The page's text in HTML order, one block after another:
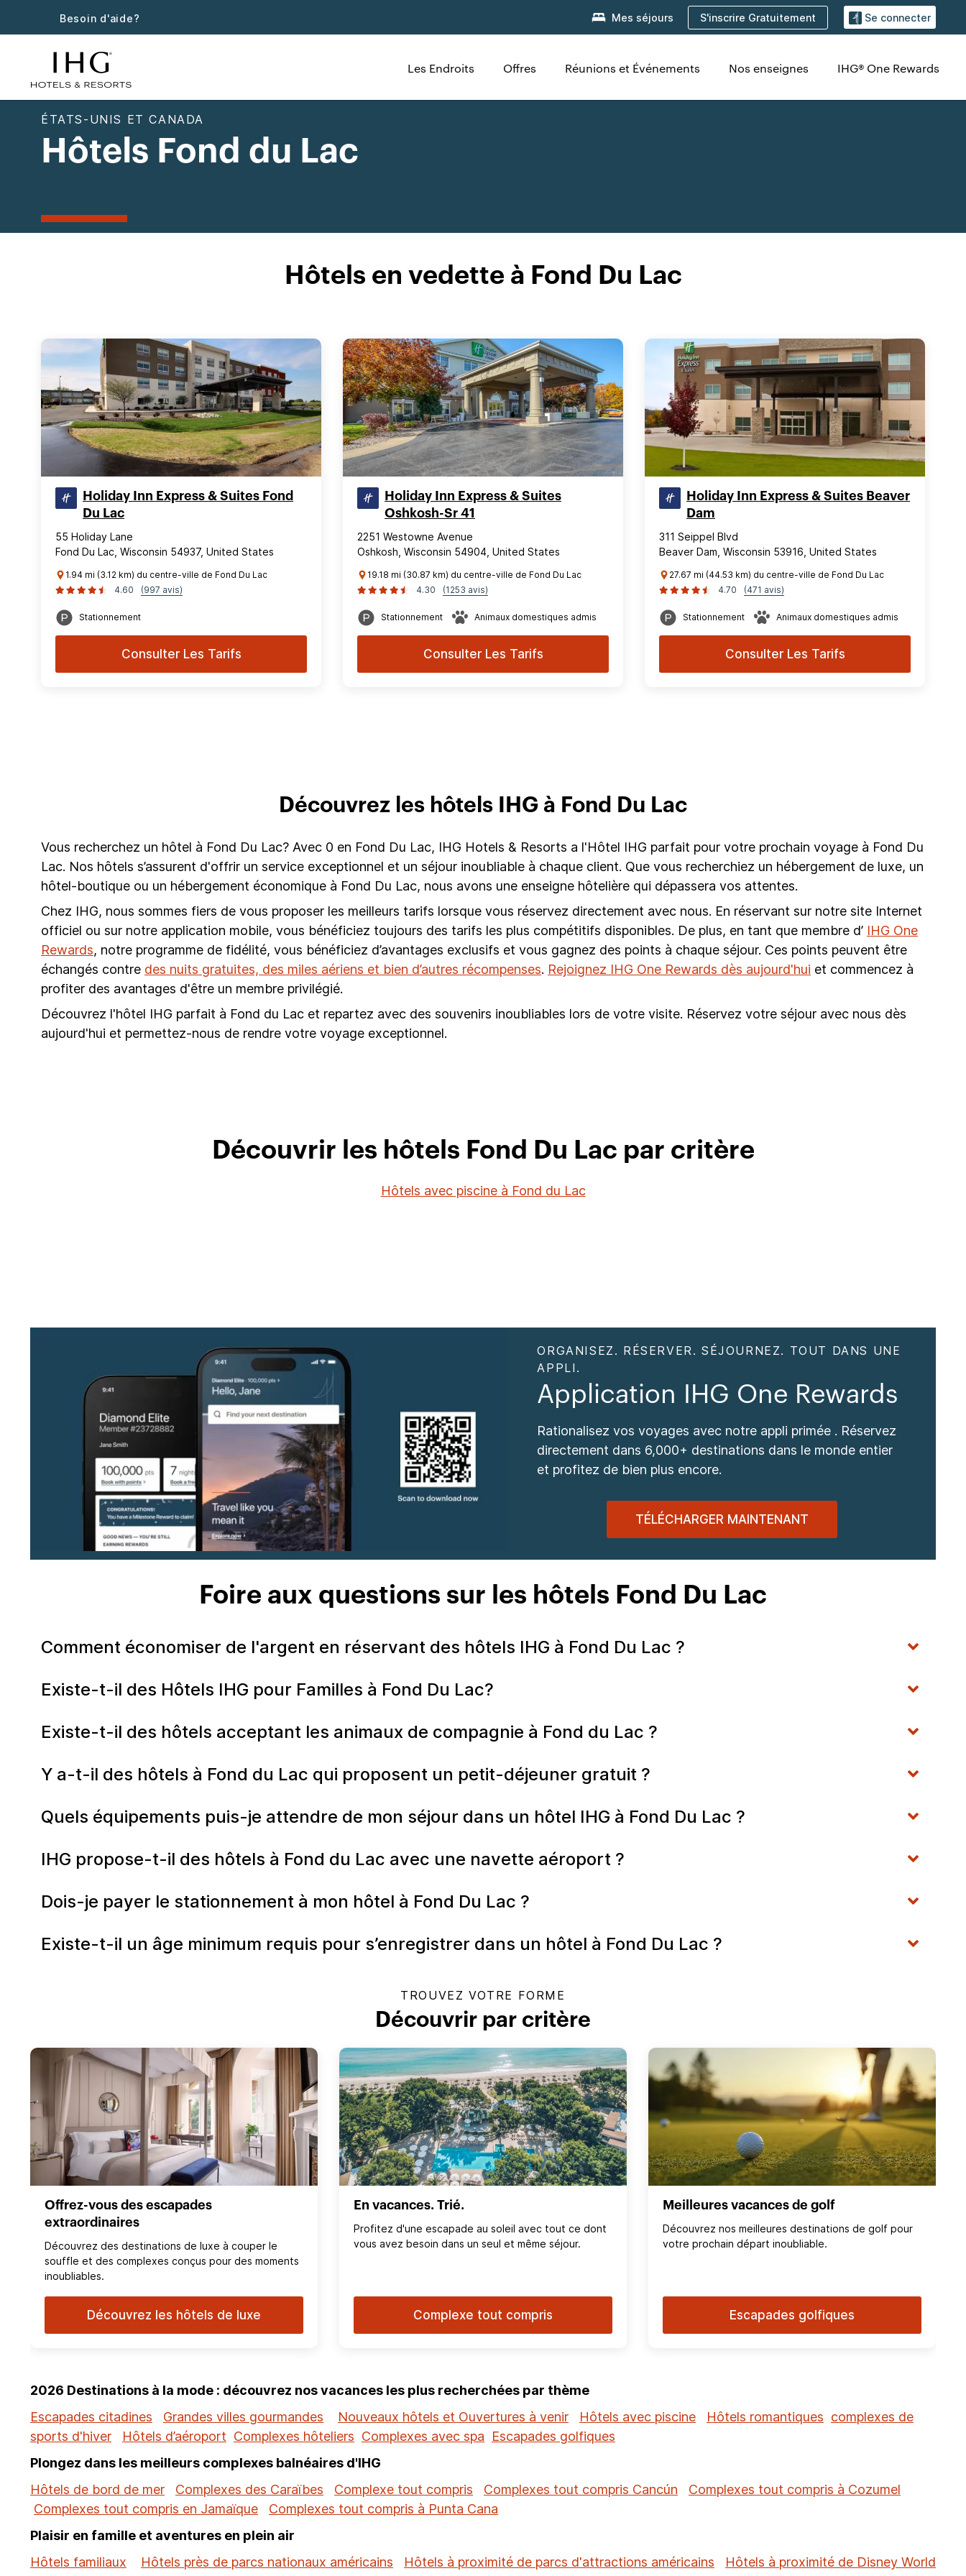
Besoin d'aide? Mes séjours S'inscrire Gratuitement Se connecter
Les Endroits Offres Réunions et Événements Nos enseignes IHG® One Rewards
ÉTATS-UNIS ET CANADA
Hôtels Fond du Lac
Hôtels en vedette à Fond Du Lac
Holiday Inn Express & Suites Fond
Du Lac
55 Holiday Lane
Fond Du Lac, Wisconsin 54937, United States
1.94 mi (3.12 km) du centre-ville de Fond Du Lac
4.60
(997 avis)
Stationnement
Consulter Les Tarifs
Holiday Inn Express & Suites
Oshkosh-Sr 41
2251 Westowne Avenue
Oshkosh, Wisconsin 54904, United States
19.18 mi (30.87 km) du centre-ville de Fond Du Lac
4.30
(1253 avis)
Stationnement Animaux domestiques admis
Consulter Les Tarifs
Holiday Inn Express & Suites Beaver
Dam
311 Seippel Blvd
Beaver Dam, Wisconsin 53916, United States
27.67 mi (44.53 km) du centre-ville de Fond Du Lac
4.70
(471 avis)
Stationnement Animaux domestiques admis
Consulter Les Tarifs
Découvrez les hôtels IHG à Fond Du Lac
Vous recherchez un hôtel à Fond Du Lac? Avec 0 en Fond Du Lac, IHG Hotels & Resorts a l'Hôtel IHG parfait pour votre prochain voyage à Fond Du
Lac. Nos hôtels s’assurent d'offrir un service exceptionnel et un séjour inoubliable à chaque client. Que vous recherchiez un hébergement de luxe, un
hôtel-boutique ou un hébergement économique à Fond Du Lac, nous avons une enseigne hôtelière qui dépassera vos attentes.
Chez IHG, nous sommes fiers de vous proposer les meilleurs tarifs lorsque vous réservez directement avec nous. En réservant sur notre site Internet
officiel ou sur notre application mobile, vous bénéficiez toujours des tarifs les plus compétitifs disponibles. De plus, en tant que membre d’ IHG One
Rewards, notre programme de fidélité, vous bénéficiez d’avantages exclusifs et vous gagnez des points à chaque séjour. Ces points peuvent être
échangés contre des nuits gratuites, des miles aériens et bien d’autres récompenses. Rejoignez IHG One Rewards dès aujourd'hui et commencez à
profiter des avantages d'être un membre privilégié.
Découvrez l'hôtel IHG parfait à Fond du Lac et repartez avec des souvenirs inoubliables lors de votre visite. Réservez votre séjour avec nous dès
aujourd'hui et permettez-nous de rendre votre voyage exceptionnel.
Découvrir les hôtels Fond Du Lac par critère
Hôtels avec piscine à Fond du Lac
ORGANISEZ. RÉSERVER. SÉJOURNEZ. TOUT DANS UNE
APPLI.
Application IHG One Rewards
Rationalisez vos voyages avec notre appli primée . Réservez
directement dans 6,000+ destinations dans le monde entier
et profitez de bien plus encore.
TÉLÉCHARGER MAINTENANT
Foire aux questions sur les hôtels Fond Du Lac
Comment économiser de l'argent en réservant des hôtels IHG à Fond Du Lac ?
Existe-t-il des Hôtels IHG pour Familles à Fond Du Lac?
Existe-t-il des hôtels acceptant les animaux de compagnie à Fond du Lac ?
Y a-t-il des hôtels à Fond du Lac qui proposent un petit-déjeuner gratuit ?
Quels équipements puis-je attendre de mon séjour dans un hôtel IHG à Fond Du Lac ?
IHG propose-t-il des hôtels à Fond du Lac avec une navette aéroport ?
Dois-je payer le stationnement à mon hôtel à Fond Du Lac ?
Existe-t-il un âge minimum requis pour s’enregistrer dans un hôtel à Fond Du Lac ?
TROUVEZ VOTRE FORME
Découvrir par critère
Offrez-vous des escapades
extraordinaires
Découvrez des destinations de luxe à couper le
souffle et des complexes conçus pour des moments
inoubliables.
Découvrez les hôtels de luxe
En vacances. Trié.
Profitez d'une escapade au soleil avec tout ce dont
vous avez besoin dans un seul et même séjour.
Complexe tout compris
Meilleures vacances de golf
Découvrez nos meilleures destinations de golf pour
votre prochain départ inoubliable.
Escapades golfiques
2026 Destinations à la mode : découvrez nos vacances les plus recherchées par thème
Escapades citadines
Grandes villes gourmandes Nouveaux hôtels et Ouvertures à venir Hôtels avec piscine Hôtels romantiques complexes de
sports d'hiver
Hôtels d’aéroport Complexes hôteliers Complexes avec spa
Escapades golfiques
Plongez dans les meilleurs complexes balnéaires d'IHG
Hôtels de bord de mer
Complexes des Caraïbes Complexe tout compris Complexes tout compris Cancún
Complexes tout compris à Cozumel
Complexes tout compris en Jamaïque
Complexes tout compris à Punta Cana
Plaisir en famille et aventures en plein air
Hôtels familiaux
Hôtels près de parcs nationaux américains Hôtels à proximité de parcs d'attractions américains Hôtels à proximité de Disney World